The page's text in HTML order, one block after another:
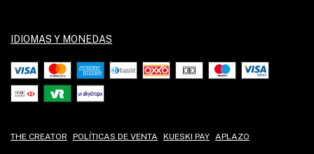
IDIOMAS Y MONEDAS
THE CREATOR POLÍTICAS DE VENTA KUESKI PAY APLAZO